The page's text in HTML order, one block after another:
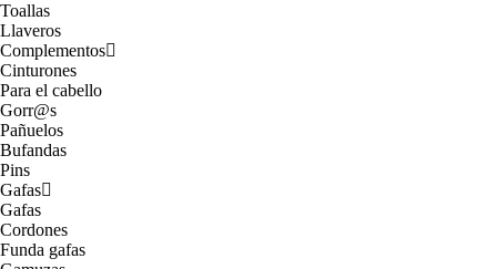
Toallas
Llaveros
Complementos
Cinturones
Para el cabello
Gorr@s
Pañuelos
Bufandas
Pins
Gafas
Gafas
Cordones
Funda gafas